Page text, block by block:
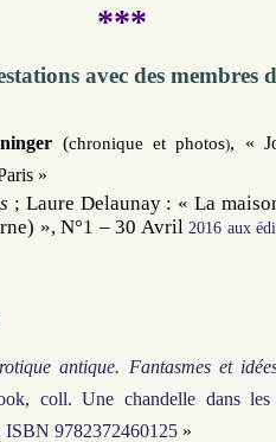
***
avec des membres
(chronique et photos), «
»
; Laure Delaunay : « La
», N°1 – 30 Avril 2016 aux
antique. Fantasmes et
coll. Une chandelle dans
ISBN 9782372460125 »